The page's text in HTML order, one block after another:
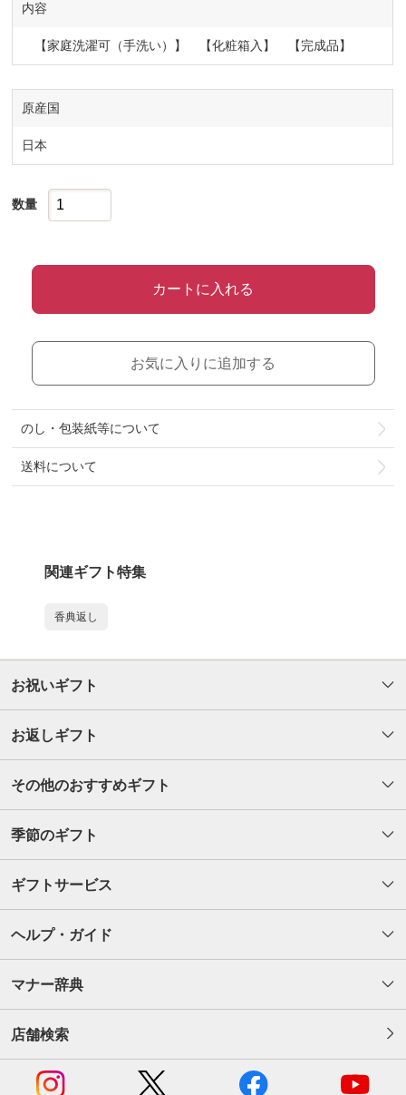
内容
【家庭洗濯可（手洗い）】 【化粧箱入】 【完成品】
原産国
日本
数量
カートに入れる
お気に入りに追加する
のし・包装紙等について
送料について
関連ギフト特集
香典返し
お祝いギフト
お返しギフト
その他のおすすめギフト
季節のギフト
ギフトサービス
ヘルプ・ガイド
マナー辞典
店舗検索